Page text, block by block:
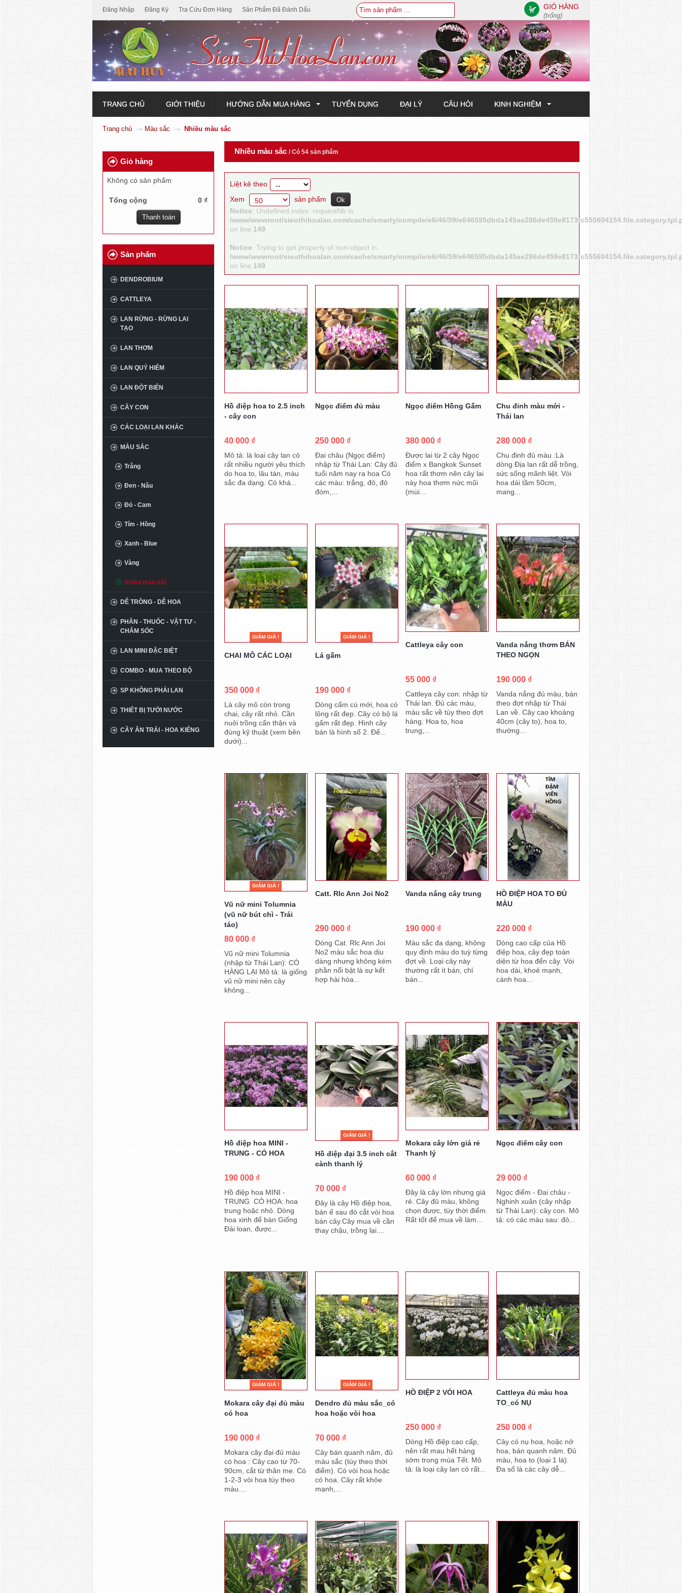
Đăng Nhập Đăng Ký Tra Cứu Đơn Hàng Sản Phẩm Đã Đánh Dấu GIỎ HÀNG
(trống)
TRANG CHỦ GIỚI THIỆU HƯỚNG DẪN MUA HÀNG TUYỂN DỤNG ĐẠI LÝ CÂU HỎI KINH NGHIỆM
Trang chủ Màu sắc Nhiều màu sắc
Giỏ hàng
Không có sản phẩm
0 ₫
Tổng cộng
Thanh toán
Sản phẩm
DENDROBIUM
CATTLEYA
LAN RỪNG - RỪNG LAI
TẠO
LAN THƠM
LAN QUÝ HIẾM
LAN ĐỘT BIẾN
CÂY CON
CÁC LOẠI LAN KHÁC
MÀU SẮC
Trắng
Đen - Nâu
Đỏ - Cam
Tím - Hồng
Xanh - Blue
Vàng
Nhiều màu sắc
DỄ TRỒNG - DỄ HOA
PHÂN - THUỐC - VẬT TƯ -
CHĂM SÓC
LAN MINI ĐẶC BIỆT
COMBO - MUA THEO BỘ
SP KHÔNG PHẢI LAN
THIẾT BỊ TƯỚI NƯỚC
CÂY ĂN TRÁI - HOA KIỂNG
Nhiều màu sắc / Có 54 sản phẩm
Liệt kê theo
Xem
sản phẩm
Notice: Undefined index: requestNb in
/www/wwwroot/sieuthihoalan.com/cache/smarty/compile/e6/46/59/
on line 149
Notice: Trying to get property of non-object in
/www/wwwroot/sieuthihoalan.com/cache/smarty/compile/e6/46/59/
on line 149
Hồ điệp hoa to 2.5 inch
- cây con
40 000 ₫
Mô tả: là loại cây lan có
rất nhiều người yêu thích
do hoa to, lâu tàn, màu
sắc đa dạng. Có khá...
Ngọc điểm đủ màu
250 000 ₫
Đai châu (Ngọc điểm)
nhập từ Thái Lan: Cây đủ
tuổi năm nay ra hoa Có
các màu: trắng, đỏ, đỏ
đóm,...
Ngọc điểm Hồng Gấm
380 000 ₫
Được lai từ 2 cây Ngọc
điểm x Bangkok Sunset
hoa rất thơm nên cây lai
này hoa thơm nức mũi
(mùi...
Chu đinh màu mới -
Thái lan
280 000 ₫
Chu đinh đủ màu :Là
dòng Địa lan rất dễ trồng,
sức sống mãnh liệt. Vòi
hoa dài tầm 50cm,
mang...
GIẢM GIÁ !
CHAI MÔ CÁC LOẠI
350 000 ₫
Là cây mô còn trong
chai, cây rất nhỏ. Cần
nuôi trồng cẩn thận và
đúng kỹ thuật (xem bên
dưới)...
GIẢM GIÁ !
Lá gấm
190 000 ₫
Dòng cẩm cù mới, hoa có
lông rất đẹp. Cây có bộ lá
gấm rất đẹp. Hình cây
bán là hình số 2. Để...
Cattleya cây con
55 000 ₫
Cattleya cây con: nhập từ
Thái lan. Đủ các màu,
màu sắc về tùy theo đợt
hàng. Hoa to, hoa
trung,...
Vanda nắng thơm BÁN
THEO NGỌN
190 000 ₫
Vanda nắng đủ màu, bán
theo đợt nhập từ Thái
Lan về. Cây cao khoảng
40cm (cây to), hoa to,
thường...
GIẢM GIÁ !
Vũ nữ mini Tolumnia
(vũ nữ bút chì - Trái
táo)
80 000 ₫
Vũ nữ mini Tolumnia
(nhập từ Thái Lan): CÓ
HÀNG LẠI Mô tả: là giống
vũ nữ mini nên cây
không...
Catt. Rlc Ann Joi No2
290 000 ₫
Dòng Cat. Rlc Ann Joi
No2 màu sắc hoa dịu
dàng nhưng không kém
phần nổi bật là sự kết
hợp hài hòa...
Vanda nắng cây trung
190 000 ₫
Màu sắc đa dạng, không
quy định màu do tuỳ từng
đợt về. Loại cây này
thường rất ít bán, chỉ
bán...
HỒ ĐIỆP HOA TO ĐỦ
MÀU
220 000 ₫
Dòng cao cấp của Hồ
điệp hoa, cây đẹp toàn
diện từ hoa đến cây. Vòi
hoa dài, khoẻ mạnh,
cánh hoa...
Hồ điệp hoa MINI -
TRUNG - CÓ HOA
190 000 ₫
Hồ điệp hoa MINI -
TRUNG CÓ HOA: hoa
trung hoặc nhỏ. Dòng
hoa xinh để bàn Giống
Đài loan, được...
GIẢM GIÁ !
Hồ điệp đại 3.5 inch cắt
cành thanh lý
70 000 ₫
Đây là cây Hồ điệp hoa,
bán ế sau đó cắt vòi hoa
bán cây.Cây mua về cần
thay chậu, trồng lại....
Mokara cây lớn giá rẻ
Thanh lý
60 000 ₫
Đây là cây lớn nhưng giá
rẻ. Cây đủ màu, không
chọn được, tùy thời điểm.
Rất tốt để mua về làm...
Ngọc điểm cây con
29 000 ₫
Ngọc điểm - Đai châu -
Nghinh xuân (cây nhập
từ Thái Lan): cây con. Mô
tả: có các màu sau: đỏ...
GIẢM GIÁ !
Mokara cây đại đủ màu
có hoa
190 000 ₫
Mokara cây đại đủ màu
có hoa : Cây cao từ 70-
90cm, cắt từ thân mẹ. Có
1-2-3 vòi hoa tùy theo
màu....
GIẢM GIÁ !
Dendro đủ màu sắc_có
hoa hoặc vòi hoa
70 000 ₫
Cây bán quanh năm, đủ
màu sắc (tùy theo thời
điểm). Có vòi hoa hoặc
có hoa. Cây rất khỏe
mạnh,...
HỒ ĐIỆP 2 VÒI HOA
250 000 ₫
Dòng Hồ điệp cao cấp,
nên rất mau hết hàng
sớm trong mùa Tết. Mô
tả: là loại cây lan có rất...
Cattleya đủ màu hoa
TO_có NỤ
250 000 ₫
Cây có nụ hoa, hoặc nở
hoa, bán quanh năm. Đủ
màu, hoa to (loại 1 lá).
Đa số là các cây dễ...